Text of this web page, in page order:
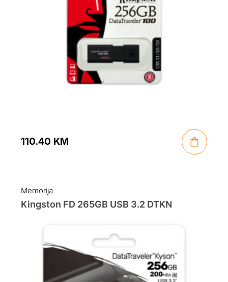
110.40 KM
Memorija
Kingston FD 265GB USB 3.2 DTKN